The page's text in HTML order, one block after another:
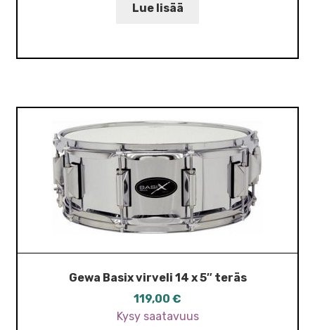
Lue lisää
Gewa Basix virveli 14 x 5″ teräs
119,00 €
Kysy saatavuus